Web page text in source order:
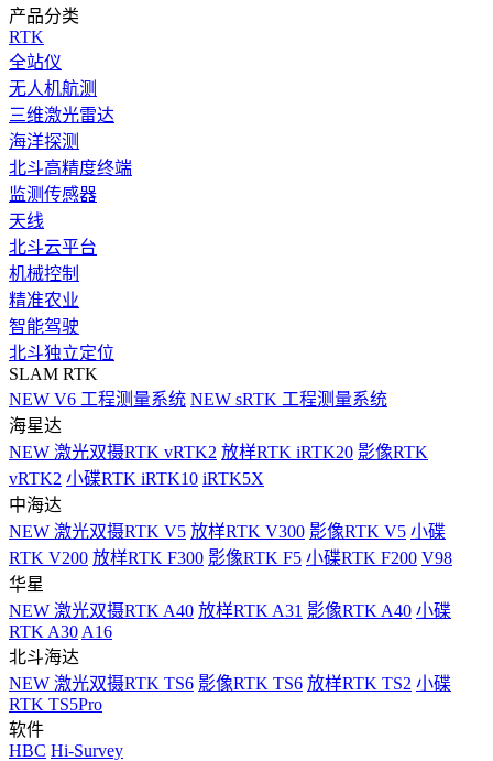
产品分类
RTK
全站仪
无人机航测
三维激光雷达
海洋探测
北斗高精度终端
监测传感器
天线
北斗云平台
机械控制
精准农业
智能驾驶
北斗独立定位
SLAM RTK
NEW V6 工程测量系统 NEW sRTK 工程测量系统
海星达
NEW 激光双摄RTK vRTK2 放样RTK iRTK20 影像RTK
vRTK2 小碟RTK iRTK10 iRTK5X
中海达
NEW 激光双摄RTK V5 放样RTK V300 影像RTK V5 小碟
RTK V200 放样RTK F300 影像RTK F5 小碟RTK F200 V98
华星
NEW 激光双摄RTK A40 放样RTK A31 影像RTK A40 小碟
RTK A30 A16
北斗海达
NEW 激光双摄RTK TS6 影像RTK TS6 放样RTK TS2 小碟
RTK TS5Pro
软件
HBC Hi-Survey